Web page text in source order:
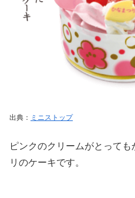
出典： ミニストップ
ピンクのクリームがとって
リのケーキです。